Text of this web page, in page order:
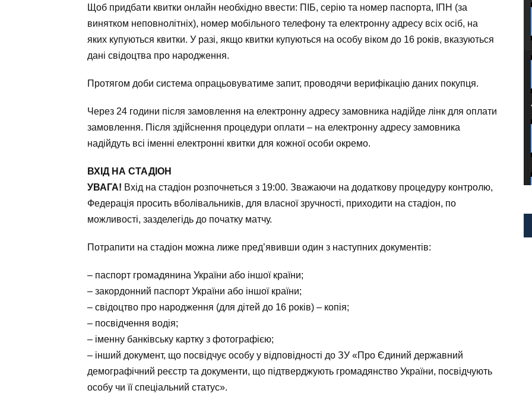
Щоб придбати квитки онлайн необхідно ввести: ПІБ, серію та номер паспорта, ІПН (за
винятком неповнолітніх), номер мобільного телефону та електронну адресу всіх осіб, на
яких купуються квитки. У разі, якщо квитки купуються на особу віком до 16 років, вказуються
дані свідоцтва про народження.
Протягом доби система опрацьовуватиме запит, проводячи верифікацію даних покупця.
Через 24 години після замовлення на електронну адресу замовника надійде лінк для оплати
замовлення. Після здійснення процедури оплати – на електронну адресу замовника
надійдуть всі іменні електронні квитки для кожної особи окремо.
ВХІД НА СТАДІОН
УВАГА! Вхід на стадіон розпочнеться з 19:00. Зважаючи на додаткову процедуру контролю,
Федерація просить вболівальників, для власної зручності, приходити на стадіон, по
можливості, зазделегідь до початку матчу.
Потрапити на стадіон можна лиже пред’явивши один з наступних документів:
– паспорт громадянина України або іншої країни;
– закордонний паспорт України або іншої країни;
– свідоцтво про народження (для дітей до 16 років) – копія;
– посвідчення водія;
– іменну банківську картку з фотографією;
– інший документ, що посвідчує особу у відповідності до ЗУ «Про Єдиний державний
демографічний реєстр та документи, що підтверджують громадянство України, посвідчують
особу чи її спеціальний статус».